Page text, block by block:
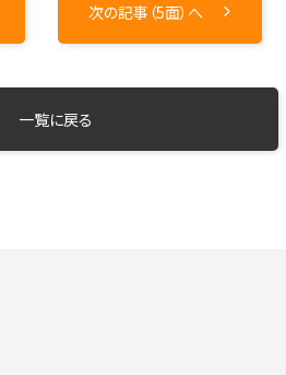
次の記事（5面）へ
一覧に戻る